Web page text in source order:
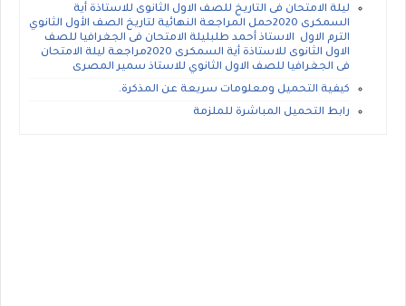
ليلة الامتحان فى التاريخ للصف الاول الثانوى للاستاذة أية
السمكرى 2020حمل المراجعة النهائية لتاريخ الصف الأول الثانوي
الترم الاول الاستاذ أحمد طلبليلة الامتحان فى الجغرافيا للصف
الاول الثانوى للاستاذة أية السمكرى 2020مراجعة ليلة الامتحان
فى الجغرافيا للصف الاول الثانوي للاستاذ سمير المصرى
كيفية التحميل ومعلومات سريعة عن المذكرة.
رابط التحميل المباشرة للملزمة